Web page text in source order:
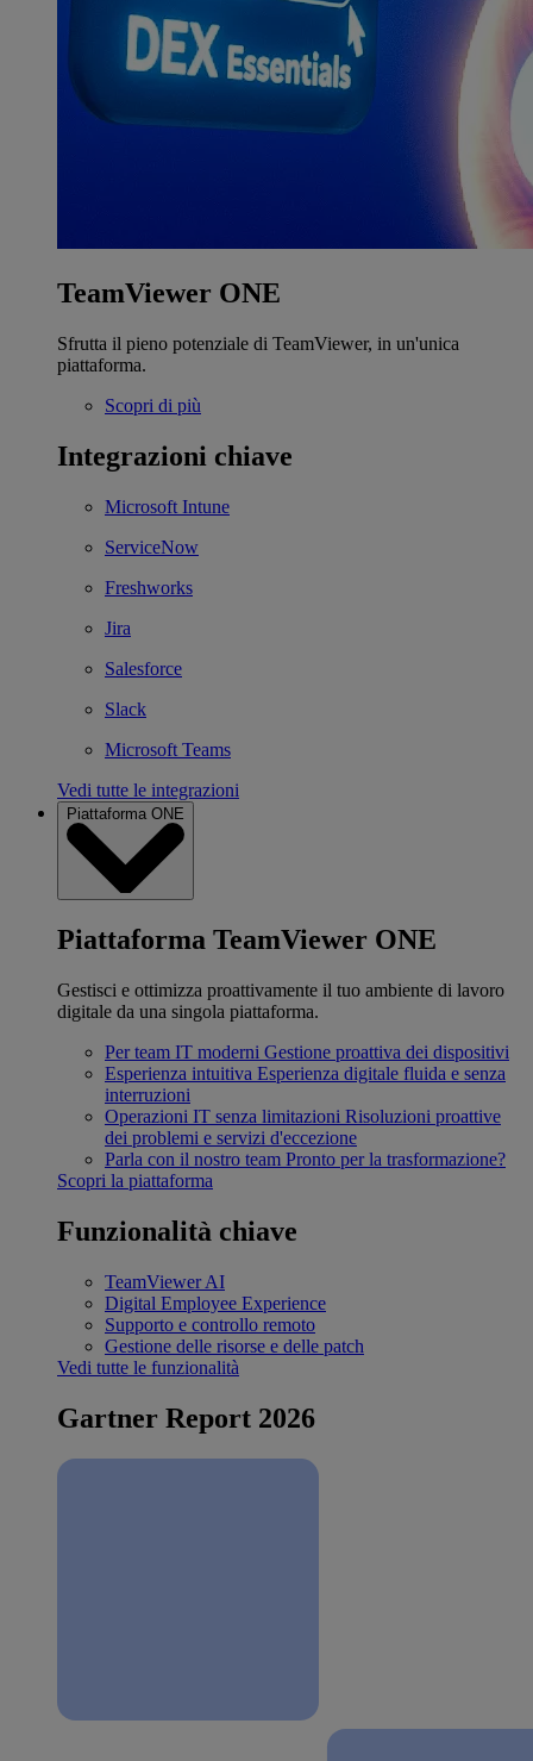
TeamViewer ONE
Sfrutta il pieno potenziale di TeamViewer, in un'unica
piattaforma.
Scopri di più
Integrazioni chiave
Microsoft Intune
ServiceNow
Freshworks
Jira
Salesforce
Slack
Microsoft Teams
Vedi tutte le integrazioni
Piattaforma ONE
Piattaforma TeamViewer ONE
Gestisci e ottimizza proattivamente il tuo ambiente di lavoro
digitale da una singola piattaforma.
Per team IT moderni Gestione proattiva dei dispositivi
Esperienza intuitiva Esperienza digitale fluida e senza
interruzioni
Operazioni IT senza limitazioni Risoluzioni proattive
dei problemi e servizi d'eccezione
Parla con il nostro team Pronto per la trasformazione?
Scopri la piattaforma
Funzionalità chiave
TeamViewer AI
Digital Employee Experience
Supporto e controllo remoto
Gestione delle risorse e delle patch
Vedi tutte le funzionalità
Gartner Report 2026